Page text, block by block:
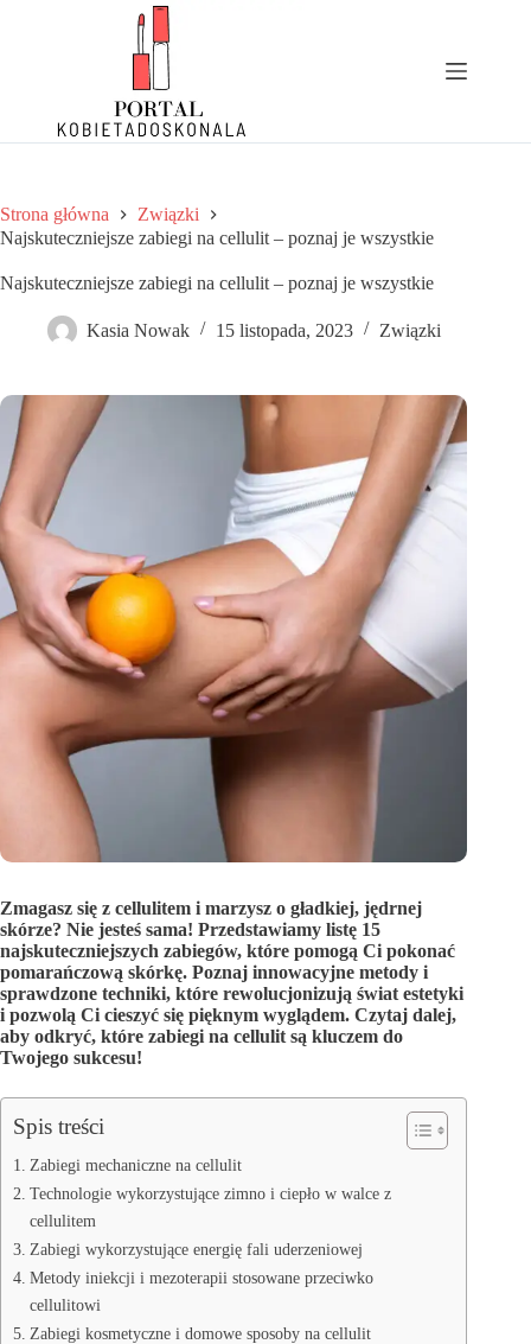
Strona główna
Związki
Najskuteczniejsze zabiegi na cellulit – poznaj je wszystkie
Najskuteczniejsze zabiegi na cellulit – poznaj je wszystkie
Kasia Nowak 15 listopada, 2023 Związki
Zmagasz się z cellulitem i marzysz o gładkiej, jędrnej
skórze? Nie jesteś sama! Przedstawiamy listę 15
najskuteczniejszych zabiegów, które pomogą Ci pokonać
pomarańczową skórkę. Poznaj innowacyjne metody i
sprawdzone techniki, które rewolucjonizują świat estetyki
i pozwolą Ci cieszyć się pięknym wyglądem. Czytaj dalej,
aby odkryć, które zabiegi na cellulit są kluczem do
Twojego sukcesu!
Spis treści
Zabiegi mechaniczne na cellulit
Technologie wykorzystujące zimno i ciepło w walce z
cellulitem
Zabiegi wykorzystujące energię fali uderzeniowej
Metody iniekcji i mezoterapii stosowane przeciwko
cellulitowi
Zabiegi kosmetyczne i domowe sposoby na cellulit